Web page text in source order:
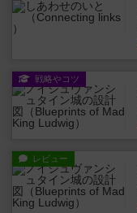
戦略やコツ
レビュー